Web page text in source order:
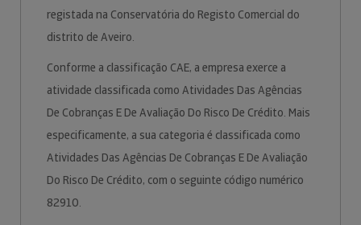
registada na Conservatória do Registo Comercial do
distrito de Aveiro.
Conforme a classificação CAE, a empresa exerce a
atividade classificada como Atividades Das Agências
De Cobranças E De Avaliação Do Risco De Crédito. Mais
especificamente, a sua categoria é classificada como
Atividades Das Agências De Cobranças E De Avaliação
Do Risco De Crédito, com o seguinte código numérico
82910.